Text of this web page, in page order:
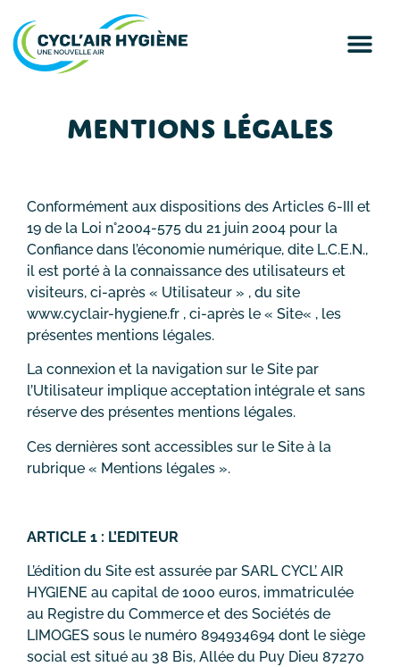
MENTIONS LÉGALES
Conformément aux dispositions des Articles 6-III et
19 de la Loi n°2004-575 du 21 juin 2004 pour la
Confiance dans l’économie numérique, dite L.C.E.N.,
il est porté à la connaissance des utilisateurs et
visiteurs, ci-après « Utilisateur » , du site
www.cyclair-hygiene.fr , ci-après le « Site« , les
présentes mentions légales.
La connexion et la navigation sur le Site par
l’Utilisateur implique acceptation intégrale et sans
réserve des présentes mentions légales.
Ces dernières sont accessibles sur le Site à la
rubrique « Mentions légales ».
ARTICLE 1 : L’EDITEUR
L’édition du Site est assurée par SARL CYCL’ AIR
HYGIENE au capital de 1000 euros, immatriculée
au Registre du Commerce et des Sociétés de
LIMOGES sous le numéro 894934694 dont le siège
social est situé au 38 Bis, Allée du Puy Dieu 87270